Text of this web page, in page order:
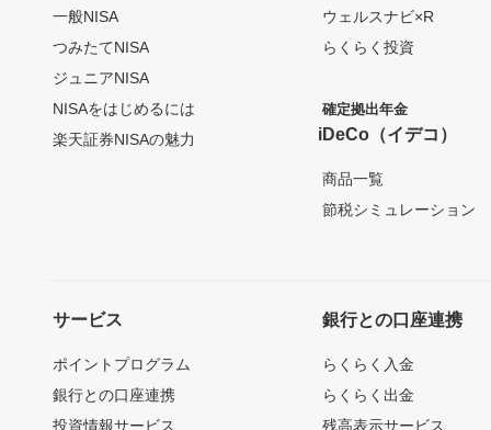
一般NISA
つみたてNISA
ジュニアNISA
NISAをはじめるには
楽天証券NISAの魅力
ウェルスナビ×R
らくらく投資
確定拠出年金
iDeCo（イデコ）
商品一覧
節税シミュレーション
サービス
ポイントプログラム
銀行との口座連携
投資情報サービス
銀行との口座連携
らくらく入金
らくらく出金
残高表示サービス